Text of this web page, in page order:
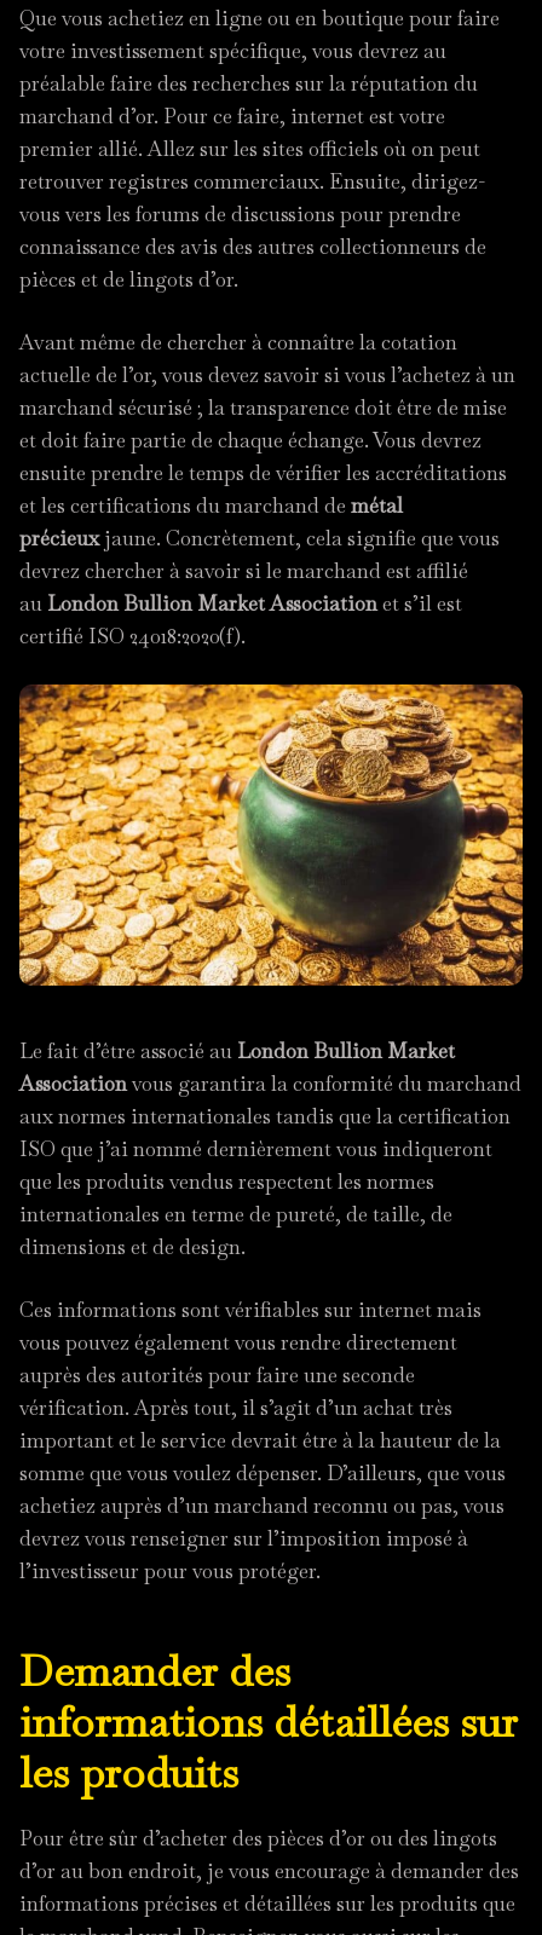
Que vous achetiez en ligne ou en boutique pour faire
votre investissement spécifique, vous devrez au
préalable faire des recherches sur la réputation du
marchand d’or. Pour ce faire, internet est votre
premier allié. Allez sur les sites officiels où on peut
retrouver registres commerciaux. Ensuite, dirigez-
vous vers les forums de discussions pour prendre
connaissance des avis des autres collectionneurs de
pièces et de lingots d’or.
Avant même de chercher à connaître la cotation
actuelle de l’or, vous devez savoir si vous l’achetez à un
marchand sécurisé ; la transparence doit être de mise
et doit faire partie de chaque échange. Vous devrez
ensuite prendre le temps de vérifier les accréditations
et les certifications du marchand de métal
précieuxjaune. Concrètement, cela signifie que vous
devrez chercher à savoir si le marchand est affilié
au London Bullion Market Associationet s’il est
certifié ISO 24018:2020(f).
Le fait d’être associé au London Bullion Market
Associationvous garantira la conformité du marchand
aux normes internationales tandis que la certification
ISO que j’ai nommé dernièrement vous indiqueront
que les produits vendus respectent les normes
internationales en terme de pureté, de taille, de
dimensions et de design.
Ces informations sont vérifiables sur internet mais
vous pouvez également vous rendre directement
auprès des autorités pour faire une seconde
vérification. Après tout, il s’agit d’un achat très
important et le service devrait être à la hauteur de la
somme que vous voulez dépenser. D’ailleurs, que vous
achetiez auprès d’un marchand reconnu ou pas, vous
devrez vous renseigner sur l’imposition imposé à
l’investisseur pour vous protéger.
Demander des
informations détaillées sur
les produits
Pour être sûr d’acheter des pièces d’or ou des lingots
d’or au bon endroit, je vous encourage à demander des
informations précises et détaillées sur les produits que